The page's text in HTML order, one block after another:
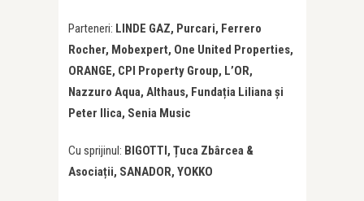
Parteneri: LINDE GAZ, Purcari, Ferrero
Rocher, Mobexpert, One United Properties,
ORANGE, CPI Property Group, L’OR,
Nazzuro Aqua, Althaus, Fundația Liliana și
Peter Ilica, Senia Music
Cu sprijinul: BIGOTTI, Țuca Zbârcea &
Asociații, SANADOR, YOKKO